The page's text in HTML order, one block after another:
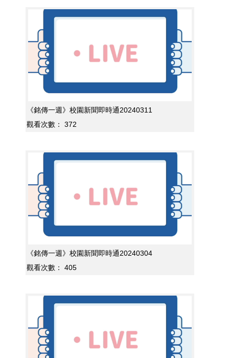
《銘傳一週》校園新聞即時通20240311
觀看次數：
372
《銘傳一週》校園新聞即時通20240304
觀看次數：
405